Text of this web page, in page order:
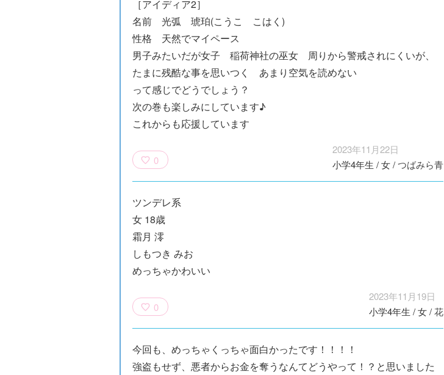
［アイディア2］
名前 光弧 琥珀(こうこ こはく)
性格 天然でマイペース
男子みたいだが女子 稲荷神社の巫女 周りから警戒されにくいが、
たまに残酷な事を思いつく あまり空気を読めない
って感じでどうでしょう？
次の巻も楽しみにしています♪
これからも応援しています
0
2023年11月22日
小学4年生 /女/つばみら青
ツンデレ系
女 18歳
霜月 澪
しもつき みお
めっちゃかわいい
0
2023年11月19日
小学4年生 /女/花
今回も、めっちゃくっちゃ面白かったです！！！！
強盗もせず、悪者からお金を奪うなんてどうやって！？と思いました